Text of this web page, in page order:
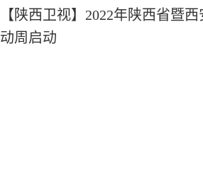
【陕西卫视】2022年陕西省暨
动周启动